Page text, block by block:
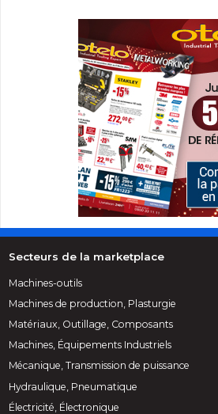
Secteurs de la marketplace
Machines-outils
Machines de production, Plasturgie
Matériaux, Outillage, Composants
Machines, Équipements Industriels
Mécanique, Transmission de puissance
Hydraulique, Pneumatique
Électricité, Électronique